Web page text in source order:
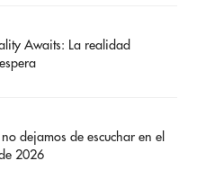
Awaits: La realidad
dejamos de escuchar en el
2026